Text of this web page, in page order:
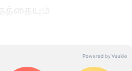
வேறுபாடுகள்